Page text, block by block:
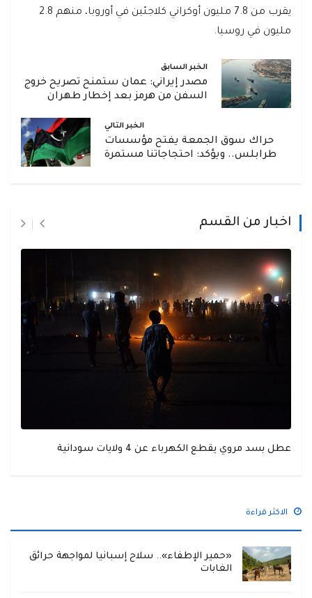
يقرب من 7.8 مليون أوكراني كلاجئين في أوروبا، منهم 2.8
مليون في روسيا.
الخبر السابق
مصدر إيراني: عمان ستمنح تصريح خروج
السفن من هرمز بعد إخطار طهران
الخبر التالي
حراك سوق الجمعة يفتح مؤسسات
طرابلس.. ويؤكد: احتجاجاتنا مستمرة
اخبار من القسم
عطل بسد مروي يقطع الكهرباء عن 4 ولايات سودانية
الاكثر قراءة
«حمير الإطفاء».. سلاح إسبانيا لمواجهة حرائق
الغابات